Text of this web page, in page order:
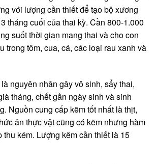
với lượng cần thiết để tạo bộ xương
tháng cuối của thai kỳ. Cần 800-1.000
suốt thời gian mang thai và cho con
trong tôm, cua, cá, các loại rau xanh và
nguyên nhân gây vô sinh, sẩy thai,
tháng, chết gần ngày sinh và sinh
Nguồn cung cấp kẽm tốt nhất là thịt,
ăn thực vật cũng có kẽm nhưng hàm
thu kém. Lượng kẽm cần thiết là 15